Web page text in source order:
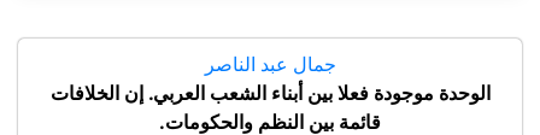
جمال عبد الناصر
الوحدة موجودة فعلا بين أبناء الشعب العربي. إن الخلافات
قائمة بين النظم والحكومات.